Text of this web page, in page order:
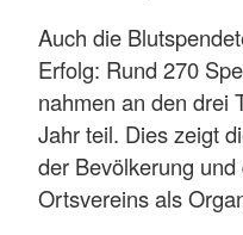
Auch die
Erfolg: Rund 270
nahmen an den drei
Jahr teil. Dies zeigt
der Bevölkerung
Ortsvereins als